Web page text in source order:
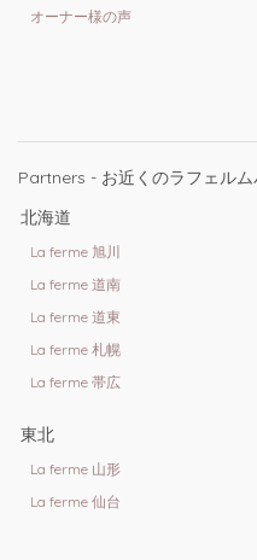
オーナー様の声
Partners - お近くのラフェルム
北海道
La ferme 旭川
La ferme 道南
La ferme 道東
La ferme 札幌
La ferme 帯広
東北
La ferme 山形
La ferme 仙台